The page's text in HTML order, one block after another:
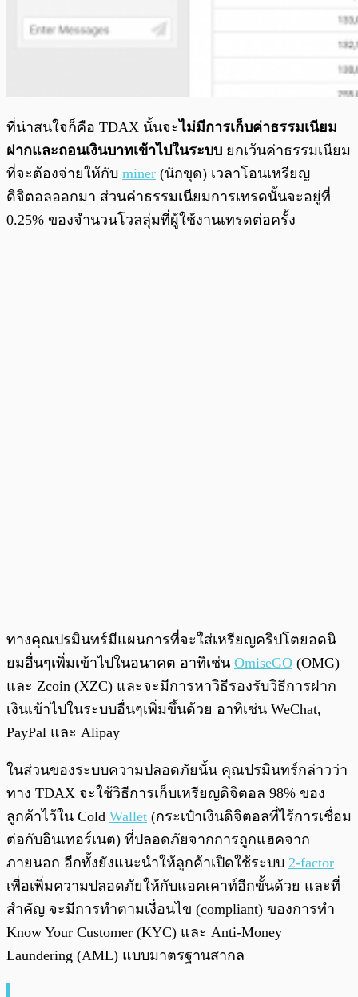
ที่น่าสนใจก็คือ TDAX นั้นจะไม่มีการเก็บค่าธรรมเนียม
ฝากและถอนเงินบาทเข้าไปในระบบ ยกเว้นค่าธรรมเนียม
ที่จะต้องจ่ายให้กับ miner (นักขุด) เวลาโอนเหรียญ
ดิจิตอลออกมา ส่วนค่าธรรมเนียมการเทรดนั้นจะอยู่ที่
0.25% ของจำนวนโวลลุ่มที่ผู้ใช้งานเทรดต่อครั้ง
ทางคุณปรมินทร์มีแผนการที่จะใส่เหรียญคริปโตยอดนิ
ยมอื่นๆเพิ่มเข้าไปในอนาคต อาทิเช่น OmiseGO (OMG)
และ Zcoin (XZC) และจะมีการหาวิธีรองรับวิธีการฝาก
เงินเข้าไปในระบบอื่นๆเพิ่มขึ้นด้วย อาทิเช่น WeChat,
PayPal และ Alipay
ในส่วนของระบบความปลอดภัยนั้น คุณปรมินทร์กล่าวว่า
ทาง TDAX จะใช้วิธีการเก็บเหรียญดิจิตอล 98% ของ
ลูกค้าไว้ใน Cold Wallet (กระเป๋าเงินดิจิตอลที่ไร้การเชื่อม
ต่อกับอินเทอร์เนต) ที่ปลอดภัยจากการถูกแฮคจาก
ภายนอก อีกทั้งยังแนะนำให้ลูกค้าเปิดใช้ระบบ 2-factor
เพื่อเพิ่มความปลอดภัยให้กับแอคเคาท์อีกขั้นด้วย และที่
สำคัญ จะมีการทำตามเงื่อนไข (compliant) ของการทำ
Know Your Customer (KYC) และ Anti-Money
Laundering (AML) แบบมาตรฐานสากล